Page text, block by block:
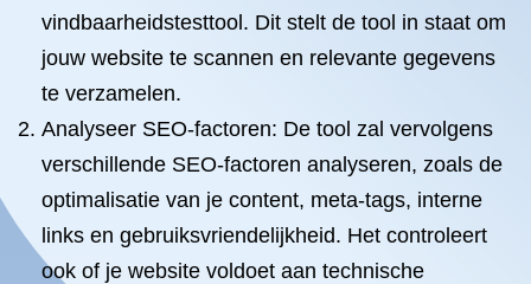
vindbaarheidstesttool. Dit stelt de tool in staat om
jouw website te scannen en relevante gegevens
te verzamelen.
Analyseer SEO-factoren: De tool zal vervolgens
verschillende SEO-factoren analyseren, zoals de
optimalisatie van je content, meta-tags, interne
links en gebruiksvriendelijkheid. Het controleert
ook of je website voldoet aan technische